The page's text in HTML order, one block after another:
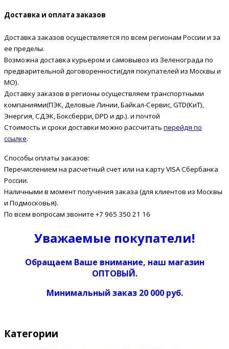
Доставка и оплата заказов
Доставка заказов осуществляется по всем регионам России и за
ее пределы.
Возможна доставка курьером и самовывоз из Зеленограда по
предварительной договоренности(для покупателей из Москвы и
МО).
Доставку заказов в регионы осуществляем транспортными
компаниями(ПЭК, Деловые Линии, Байкал-Сервис, GTD(КиТ),
Энергия, СДЭК, Боксберри, DPD и др.). и почтой
Стоимость и сроки доставки можно рассчитать перейдя по
ссылке.
Способы оплаты заказов:
Перечислением на расчетный счет или на карту VISA Сбербанка
России.
Наличными в момент получения заказа (для клиентов из Москвы
и Подмосковья).
По всем вопросам звоните +7 965 350 21 16
Уважаемые покупатели!
Обращаем Ваше внимание, наш магазин
ОПТОВЫЙ.
Минимальный заказ 20 000 руб.
Категории